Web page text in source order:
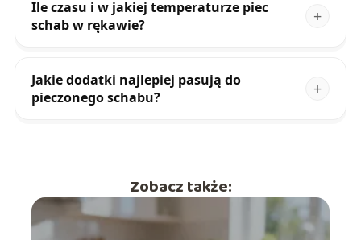
Ile czasu i w jakiej temperaturze piec
schab w rękawie?
Jakie dodatki najlepiej pasują do
pieczonego schabu?
Zobacz także: